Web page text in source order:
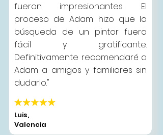
fueron impresionantes. El
proceso de Adam hizo que la
búsqueda de un pintor fuera
fácil y gratificante.
Definitivamente recomendaré a
Adam a amigos y familiares sin
dudarlo."
Luis,
Valencia